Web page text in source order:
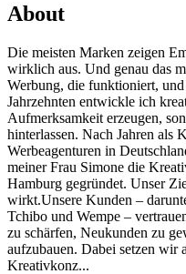
About
Die meisten Marken zeigen
wirklich aus. Und genau das
Werbung, die funktioniert,
Jahrzehnten entwickle ich
Aufmerksamkeit erzeugen,
hinterlassen. Nach Jahren als
Werbeagenturen in
meiner Frau Simone die
Hamburg gegründet. Unser
wirkt.Unsere Kunden –
Tchibo und Wempe –
zu schärfen, Neukunden zu
aufzubauen. Dabei setzen wir
Kreativkonz...